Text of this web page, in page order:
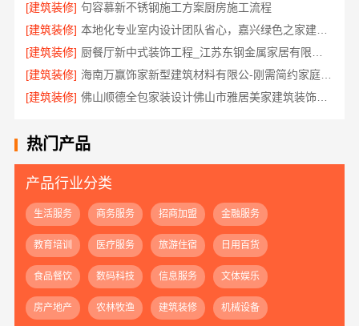
[建筑装修] 句容慕新不锈钢施工方案厨房施工流程
[建筑装修]
本地化专业室内设计团队省心，嘉兴绿色之家建材科技有限公司
[建筑装修]
[建筑装修]
海南万赢饰家新型建筑材料有限公-刚需简约家庭装修工期提速
[建筑装修]
佛山顺德全包家装设计佛山市雅居美家建筑装饰工程有限公司
热门产品
产品行业分类
生活服务 商务服务 招商加盟 金融服务
教育培训 医疗服务 旅游住宿 日用百货
食品餐饮 数码科技 信息服务 文体娱乐
房产地产 农林牧渔 建筑装修 机械设备